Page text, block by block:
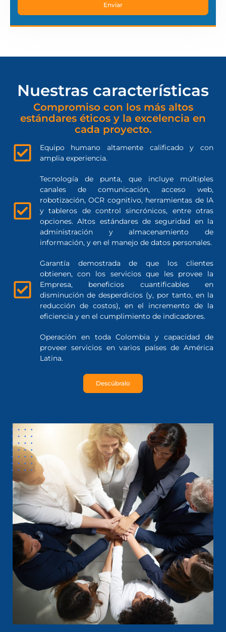
Enviar
Nuestras características
Compromiso con los más altos
estándares éticos y la excelencia en
cada proyecto.
Equipo humano altamente calificado y con
amplia experiencia.
Tecnología de punta, que incluye múltiples
canales de comunicación, acceso web,
robotización, OCR cognitivo, herramientas de IA
y tableros de control sincrónicos, entre otras
opciones. Altos estándares de seguridad en la
administración y almacenamiento de
información, y en el manejo de datos personales.
Garantía demostrada de que los clientes
obtienen, con los servicios que les provee la
Empresa, beneficios cuantificables en
disminución de desperdicios (y, por tanto, en la
reducción de costos), en el incremento de la
eficiencia y en el cumplimiento de indicadores.
Operación en toda Colombia y capacidad de
proveer servicios en varios países de América
Latina.
Descúbralo